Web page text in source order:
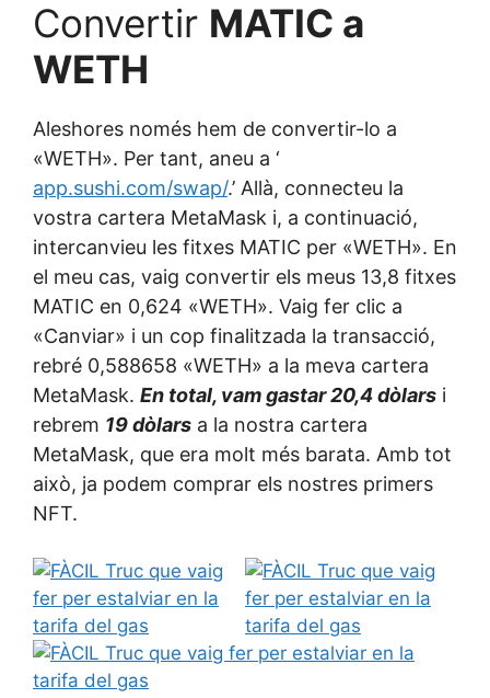
Convertir MATIC a
WETH
Aleshores només hem de convertir-lo a
«WETH». Per tant, aneu a ‘
app.sushi.com/swap/.’ Allà, connecteu la
vostra cartera MetaMask i, a continuació,
intercanvieu les fitxes MATIC per «WETH». En
el meu cas, vaig convertir els meus 13,8 fitxes
MATIC en 0,624 «WETH». Vaig fer clic a
«Canviar» i un cop finalitzada la transacció,
rebré 0,588658 «WETH» a la meva cartera
MetaMask. En total, vam gastar 20,4 dòlars i
rebrem 19 dòlars a la nostra cartera
MetaMask, que era molt més barata. Amb tot
això, ja podem comprar els nostres primers
NFT.